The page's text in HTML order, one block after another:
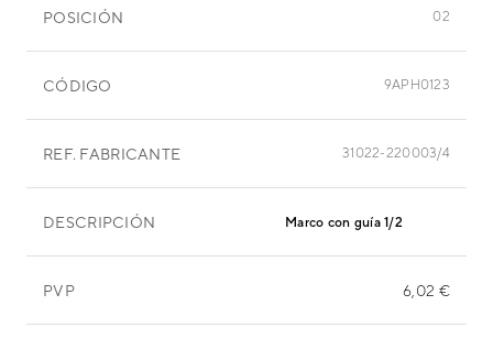
POSICIÓN 02
CÓDIGO 9APH0123
REF. FABRICANTE 31022-220003/4
DESCRIPCIÓN Marco con guía 1/2
PVP 6,02 €